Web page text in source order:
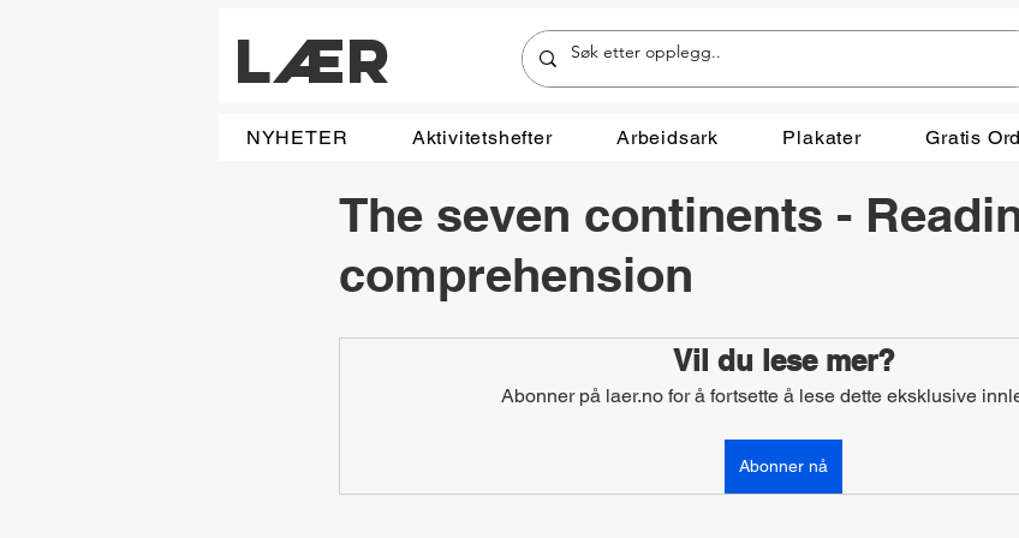
LÆR
NYHETER Aktivitetshefter Arbeidsark Plakater Gratis
The seven continents -
comprehension
Vil du lese mer?
Abonner på laer.no for å fortsette å lese dette eksklusive
Abonner nå